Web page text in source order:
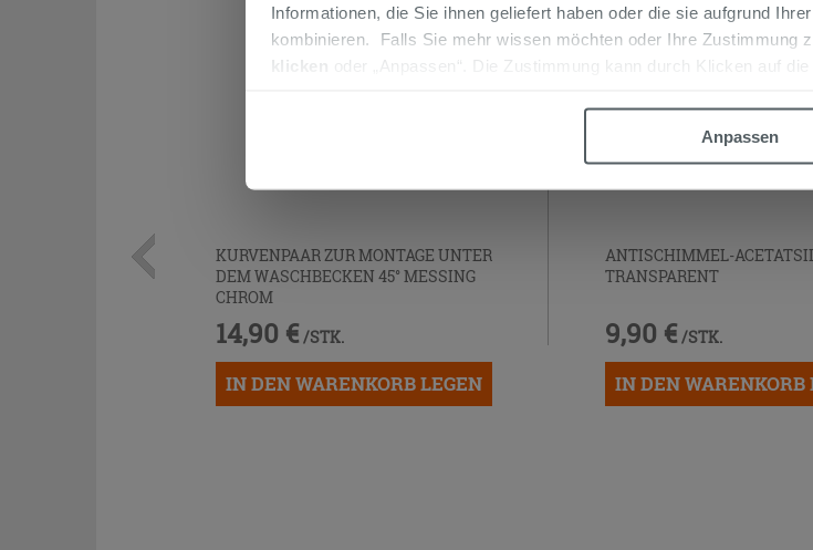
Informationen, die Sie ihnen geliefert haben oder die sie aufgrund
kombinieren. Falls Sie mehr wissen möchten oder Ihre Zustimmung
klicken
oder „Anpassen“. Die Zustimmung kann durch Klicken auf
Anpassen
KURVENPAAR ZUR MONTAGE UNTER
DEM WASCHBECKEN 45° MESSING
CHROM
14,90 € /STK.
IN DEN WARENKORB LEGEN
ANTISCHIMMEL-
TRANSPARENT
9,90 € /STK.
IN DEN WARENKORB